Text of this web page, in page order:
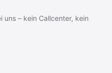
– kein Callcenter, kein